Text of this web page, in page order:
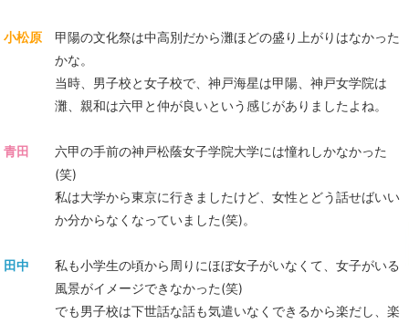
小松原
甲陽の文化祭は中高別だから灘ほどの盛り上がりはなかった
かな。
当時、男子校と女子校で、神戸海星は甲陽、神戸女学院は
灘、親和は六甲と仲が良いという感じがありましたよね。
青田
六甲の手前の神戸松蔭女子学院大学には憧れしかなかった
(笑)
私は大学から東京に行きましたけど、女性とどう話せばいい
か分からなくなっていました(笑)。
田中
私も小学生の頃から周りにほぼ女子がいなくて、女子がいる
風景がイメージできなかった(笑)
でも男子校は下世話な話も気遣いなくできるから楽だし、楽